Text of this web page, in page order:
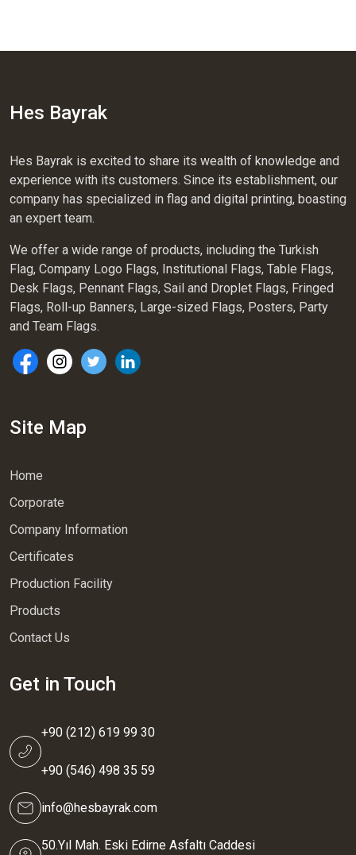
Hes Bayrak
Hes Bayrak is excited to share its wealth of knowledge and
experience with its customers. Since its establishment, our
company has specialized in flag and digital printing, boasting
an expert team.
We offer a wide range of products, including the Turkish
Flag, Company Logo Flags, Institutional Flags, Table Flags,
Desk Flags, Pennant Flags, Sail and Droplet Flags, Fringed
Flags, Roll-up Banners, Large-sized Flags, Posters, Party
and Team Flags.
Site Map
Home
Corporate
Company Information
Certificates
Production Facility
Products
Contact Us
Get in Touch
+90 (212) 619 99 30
+90 (546) 498 35 59
info@hesbayrak.com
50.Yıl Mah. Eski Edirne Asfaltı Caddesi